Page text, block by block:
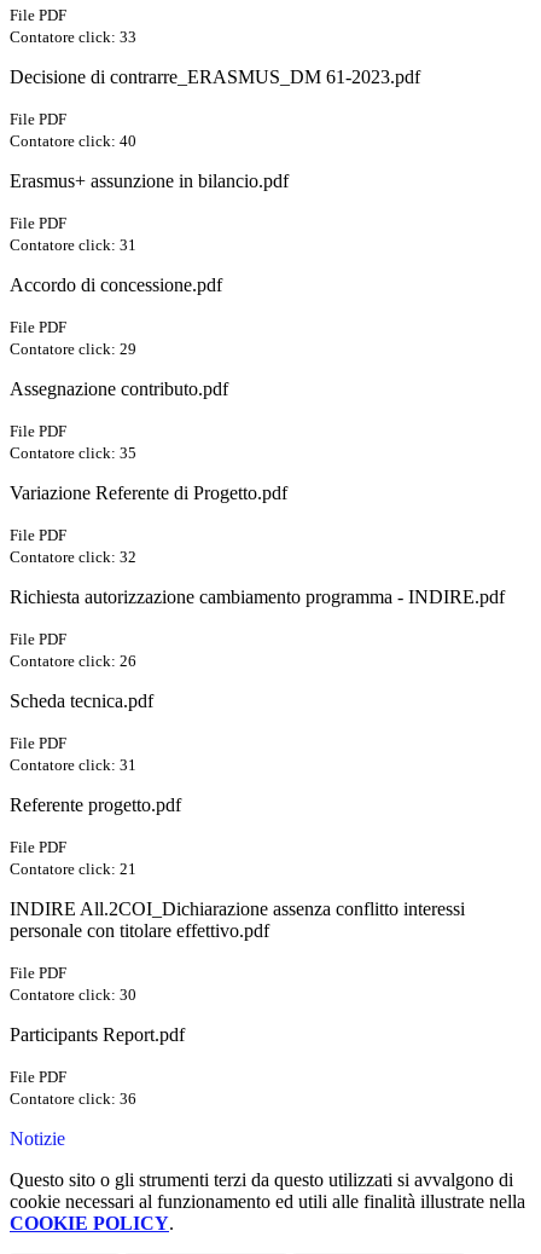
File PDF
Contatore click: 33
Decisione di contrarre_ERASMUS_DM 61-2023.pdf
File PDF
Contatore click: 40
Erasmus+ assunzione in bilancio.pdf
File PDF
Contatore click: 31
Accordo di concessione.pdf
File PDF
Contatore click: 29
Assegnazione contributo.pdf
File PDF
Contatore click: 35
Variazione Referente di Progetto.pdf
File PDF
Contatore click: 32
Richiesta autorizzazione cambiamento programma - INDIRE.pdf
File PDF
Contatore click: 26
Scheda tecnica.pdf
File PDF
Contatore click: 31
Referente progetto.pdf
File PDF
Contatore click: 21
INDIRE All.2COI_Dichiarazione assenza conflitto interessi
personale con titolare effettivo.pdf
File PDF
Contatore click: 30
Participants Report.pdf
File PDF
Contatore click: 36
Notizie
Questo sito o gli strumenti terzi da questo utilizzati si avvalgono di
cookie necessari al funzionamento ed utili alle finalità illustrate nella
COOKIE POLICY.